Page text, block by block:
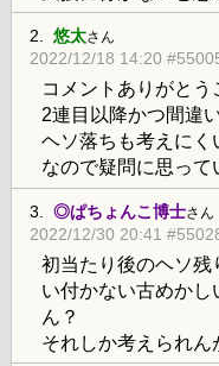
2. 悠太さん
2022/12/18 14:20
コメントありがとう
2連目以降かつ間違
ヘソ落ちも考えにく
なので疑問に思って
3. ◎ぱちょんこ博士さん
2022/12/30 20:41
初当たり後のヘソ残
い付かない古めかし
ん？
それしか考えられん